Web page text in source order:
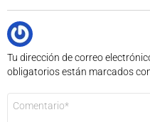
Tu dirección de correo
obligatorios están marcados